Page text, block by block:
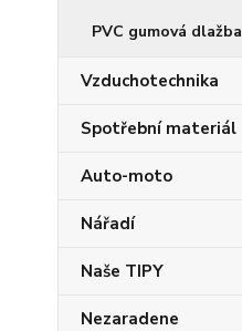
PVC gumová dlažba
Vzduchotechnika
Spotřební materiál
Auto-moto
Nářadí
Naše TIPY
Nezaradene